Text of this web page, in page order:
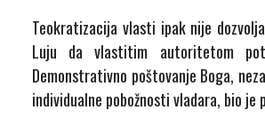
Teokratizacija vlasti ipak nije
Luju da vlastitim autoritetom
Demonstrativno poštovanje Boga,
individualne pobožnosti vladara, bio